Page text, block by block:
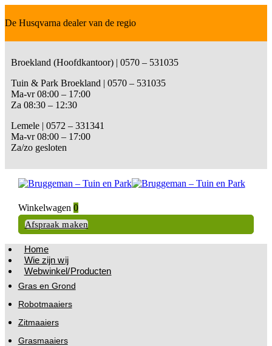
De Husqvarna dealer van de regio
Broekland (Hoofdkantoor) | 0570 – 531035
Tuin & Park Broekland | 0570 – 531035
Ma-vr 08:00 – 17:00
Za 08:30 – 12:30
Lemele | 0572 – 331341
Ma-vr 08:00 – 17:00
Za/zo gesloten
Winkelwagen 0
Afspraak maken
Home
Wie zijn wij
Webwinkel/Producten
Gras en Grond
Robotmaaiers
Zitmaaiers
Grasmaaiers